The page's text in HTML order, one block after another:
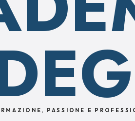
, PASSIONE E